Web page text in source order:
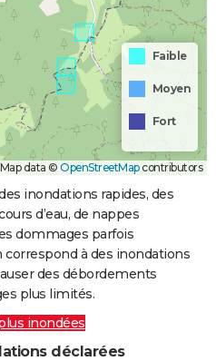
Faible
Moyen
Fort
data ©OpenStreetMapcontributors
inondations rapides, des
d’eau, de nappes
dommages parfois
à des inondations
des débordements
plus limités.
inondées
déclarées